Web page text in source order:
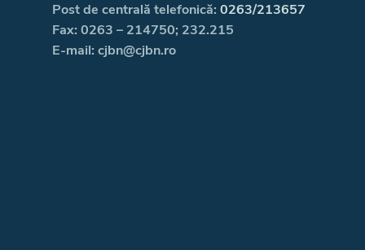
Post de centrală telefonică: 0263/213657
Fax: 0263 – 214750; 232.215
E-mail: cjbn@cjbn.ro